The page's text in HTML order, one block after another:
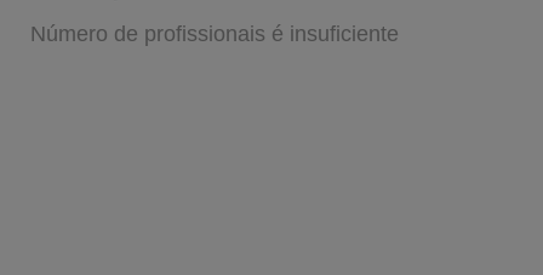
Número de profissionais é insuficiente